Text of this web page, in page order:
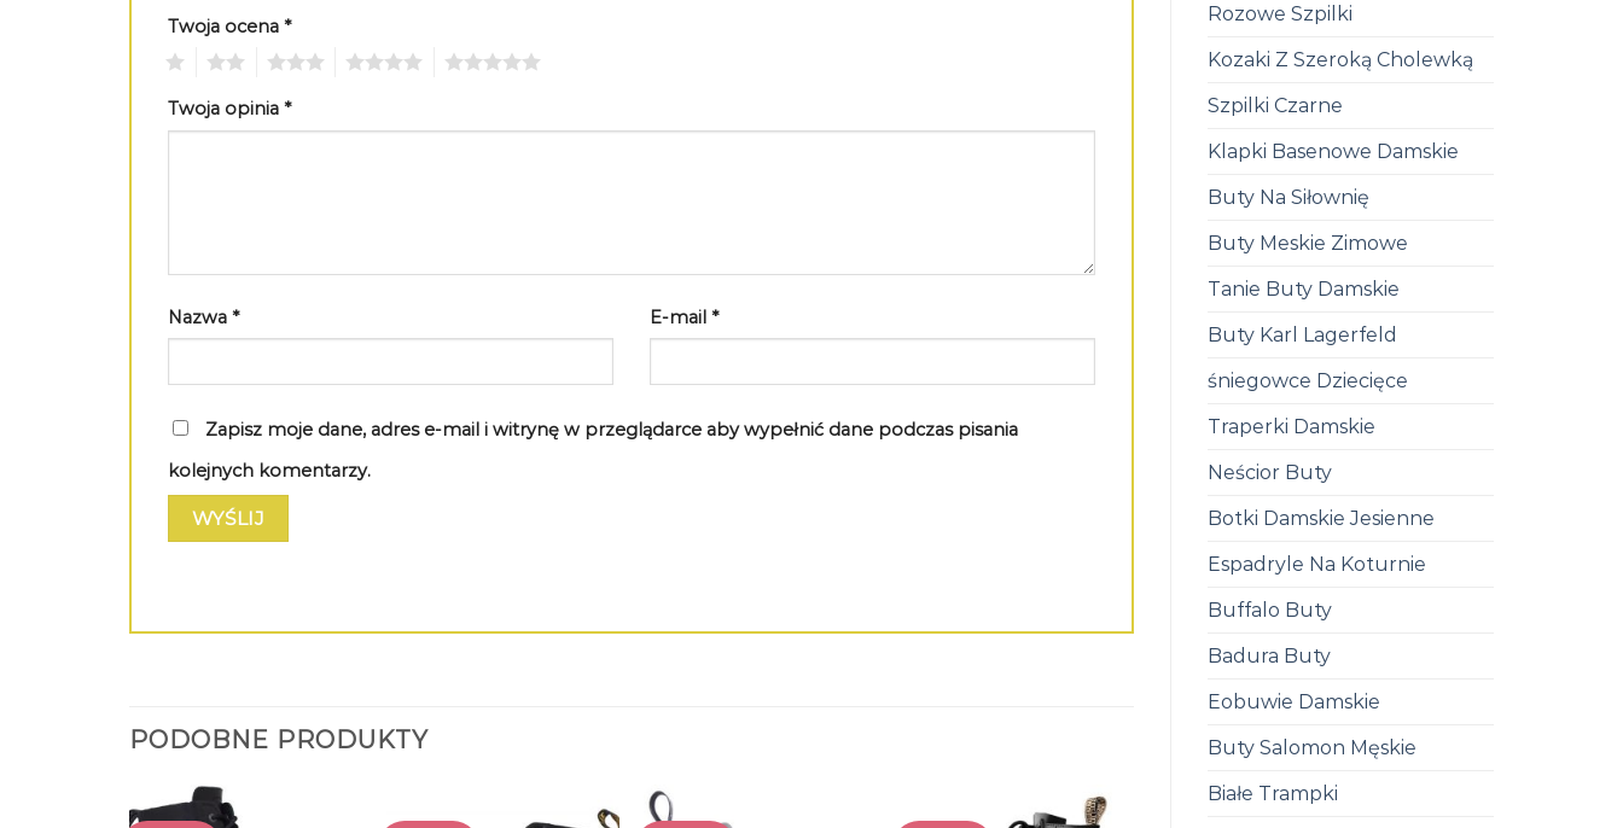
Rozowe Szpilki
Kozaki Z Szeroką Cholewką
Szpilki Czarne
Klapki Basenowe Damskie
Buty Na Siłownię
Buty Meskie Zimowe
Tanie Buty Damskie
Buty Karl Lagerfeld
śniegowce Dziecięce
Traperki Damskie
Neścior Buty
Botki Damskie Jesienne
Espadryle Na Koturnie
Buffalo Buty
Badura Buty
Eobuwie Damskie
Buty Salomon Męskie
Białe Trampki
Twoja ocena *
Twoja opinia *
Nazwa * E-mail *
Zapisz moje dane, adres e-mail i witrynę w przeglądarce aby wypełnić dane podczas pisania
kolejnych komentarzy.
PODOBNE PRODUKTY